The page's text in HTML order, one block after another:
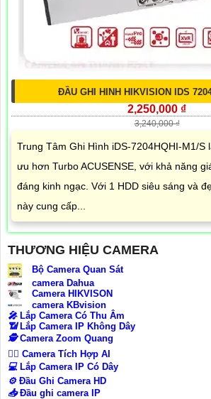
ĐẦU GHI HINH HIKVISION IDS
2,250,000 ₫
3,240,000 ₫
Trung Tâm Ghi Hình iDS-7204HQHI-M1/S
ưu hơn Turbo ACUSENSE, với khả năng
đáng kinh ngạc. Với 1 HDD siêu sáng và
này cung cấp...
THƯƠNG HIỆU CAMERA
Bộ Camera Quan Sát
camera Dahua
Camera HIKVISON
camera KBvision
️🎤️ Lắp Camera Có Thu Âm
📶Lắp Camera IP Không Dây
🕵️Camera Zoom Quang
🧛‍♀️ Camera Tích Hợp AI
💻Lắp Camera IP Có Dây
⚙️Đầu Ghi Camera HD
📥Đầu ghi camera IP